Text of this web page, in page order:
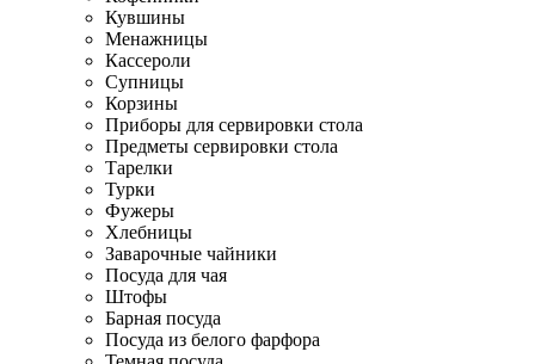
Кувшины
Менажницы
Кассероли
Супницы
Корзины
Приборы для сервировки стола
Предметы сервировки стола
Тарелки
Турки
Фужеры
Хлебницы
Заварочные чайники
Посуда для чая
Штофы
Барная посуда
Посуда из белого фарфора